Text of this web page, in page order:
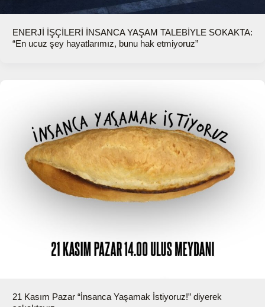
ENERJİ İŞÇİLERİ İNSANCA YAŞAM TALEBİYLE SOKAKTA:
“En ucuz şey hayatlarımız, bunu hak etmiyoruz”
21 Kasım Pazar “İnsanca Yaşamak İstiyoruz!” diyerek